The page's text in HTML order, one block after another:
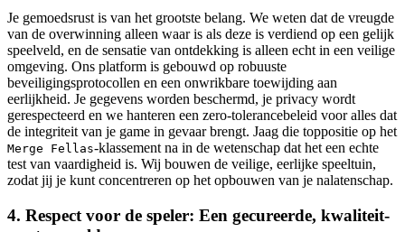
Je gemoedsrust is van het grootste belang. We weten dat de vreugde
van de overwinning alleen waar is als deze is verdiend op een gelijk
speelveld, en de sensatie van ontdekking is alleen echt in een veilige
omgeving. Ons platform is gebouwd op robuuste
beveiligingsprotocollen en een onwrikbare toewijding aan
eerlijkheid. Je gegevens worden beschermd, je privacy wordt
gerespecteerd en we hanteren een zero-tolerancebeleid voor alles dat
de integriteit van je game in gevaar brengt. Jaag die toppositie op het
Merge Fellas-klassement na in de wetenschap dat het een echte
test van vaardigheid is. Wij bouwen de veilige, eerlijke speeltuin,
zodat jij je kunt concentreren op het opbouwen van je nalatenschap.
4. Respect voor de speler: Een gecureerde, kwaliteit-